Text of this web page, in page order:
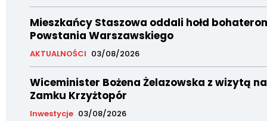
Mieszkańcy Staszowa oddali hołd
Powstania Warszawskiego
AKTUALNOŚCI 03/08/2026
Wiceminister Bożena Żelazowska z wizytą na
Zamku Krzyżtopór
Inwestycje 03/08/2026